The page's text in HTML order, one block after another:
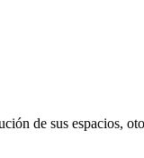
de sus espacios,